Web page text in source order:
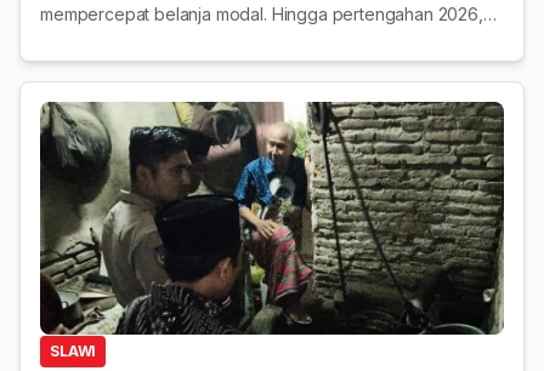
mempercepat belanja modal. Hingga pertengahan 2026,
SLAWI